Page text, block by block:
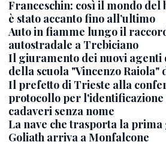
Franceschin: così il mondo del
è stato accanto fino all’ultimo
Auto in fiamme lungo il
autostradale a Trebiciano
Il giuramento dei nuovi agenti
della scuola "Vincenzo Raiola"
Il prefetto di Trieste alla
protocollo per l'identificazione
cadaveri senza nome
La nave che trasporta la prima
Goliath arriva a Monfalcone